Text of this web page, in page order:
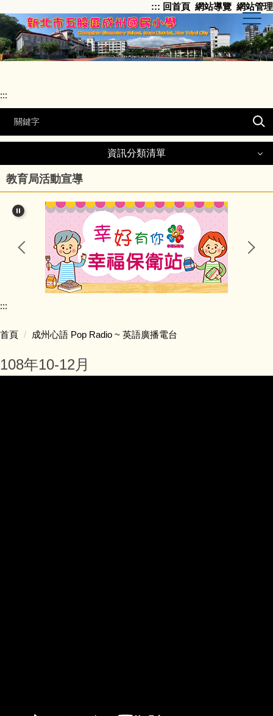
到
主
要
內
::: 回首頁 網站導覽 網站管理
:::
資訊分類清單
最新消息
榮譽事項
成州快訊
活動相簿
教育局活動宣導
:::
首頁 成州心語 Pop Radio ~ 英語廣播電台
108年10-12月